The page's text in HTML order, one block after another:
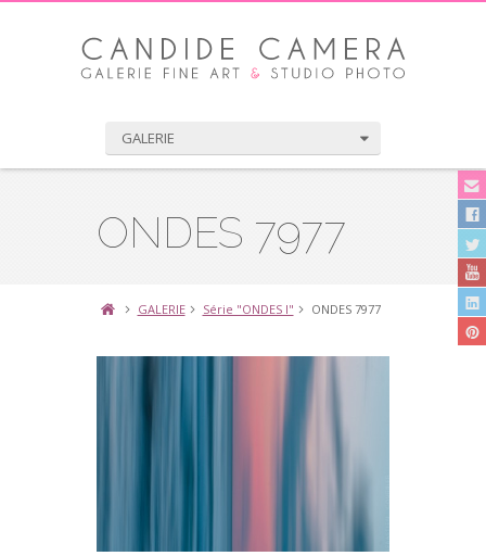
GALERIE
ONDES 7977
GALERIE Série "ONDES I" ONDES 7977